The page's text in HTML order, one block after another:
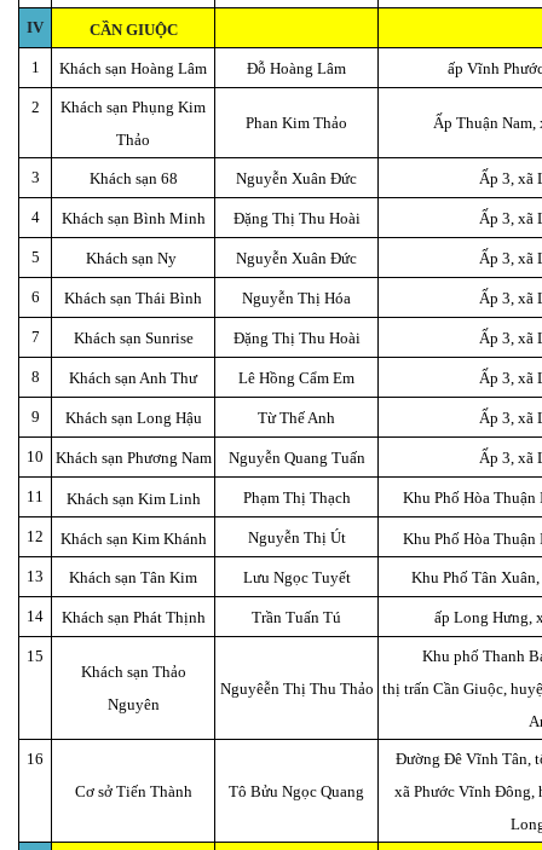
IV CẦN GIUỘC
1 Khách sạn Hoàng Lâm Đỗ Hoàng Lâm ấp Vĩnh
2
Khách sạn Phụng Kim
Thảo
Phan Kim Thảo Ấp Thuận Nam,
3 Khách sạn 68 Nguyễn Xuân Đức Ấp 3, xã
4 Khách sạn Bình Minh Đặng Thị Thu Hoài Ấp 3, xã
5 Khách sạn Ny Nguyễn Xuân Đức Ấp 3, xã
6 Khách sạn Thái Bình Nguyễn Thị Hóa Ấp 3, xã
7 Khách sạn Sunrise Đặng Thị Thu Hoài Ấp 3, xã
8 Khách sạn Anh Thư Lê Hồng Cẩm Em Ấp 3, xã
9 Khách sạn Long Hậu Từ Thế Anh Ấp 3, xã
10 Khách sạn Phương Nam Nguyễn Quang Tuấn Ấp 3, xã
11 Khách sạn Kim Linh Phạm Thị Thạch Khu Phố Hòa
12 Khách sạn Kim Khánh Nguyễn Thị Út Khu Phố Hòa
13 Khách sạn Tân Kim Lưu Ngọc Tuyết Khu Phố Tân
14 Khách sạn Phát Thịnh Trần Tuấn Tú ấp Long Hưng,
15
Khách sạn Thảo
Nguyên
Nguyêễn Thị Thu Thảo
Khu phố Thanh
thị trấn Cần Giuộc,
16
Cơ sở Tiến Thành
Tô Bửu Ngọc Quang
Đường Đê Vĩnh Tân,
xã Phước Vĩnh Đông,